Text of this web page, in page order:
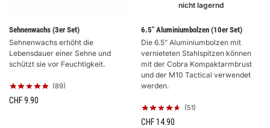
Sehnenwachs (3er Set)
Sehnenwachs erhöht die
Lebensdauer einer Sehne und
schützt sie vor Feuchtigkeit.
(89)
CHF9.90
nicht lagernd
6.5″ Aluminiumbolzen (10er Set)
Die 6.5″ Aluminiumbolzen mit
vernieteten Stahlspitzen können
mit der Cobra Kompaktarmbrust
und der M10 Tactical verwendet
werden.
(51)
CHF14.90